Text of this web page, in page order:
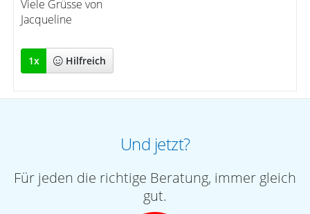
Viele Grüsse von
Jacqueline
1x Hilfreich
Und jetzt?
Für jeden die richtige Beratung, immer gleich
gut.